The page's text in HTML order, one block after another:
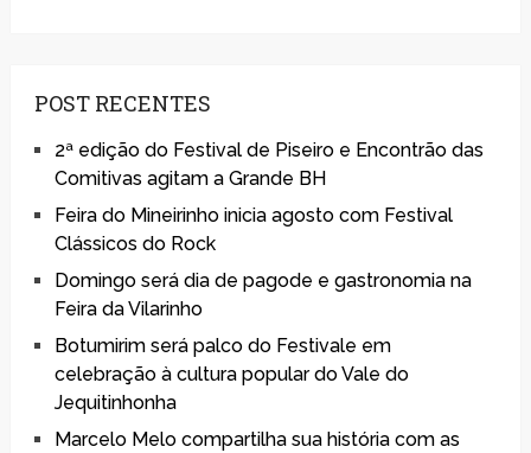
POST RECENTES
2ª edição do Festival de Piseiro e Encontrão das
Comitivas agitam a Grande BH
Feira do Mineirinho inicia agosto com Festival
Clássicos do Rock
Domingo será dia de pagode e gastronomia na
Feira da Vilarinho
Botumirim será palco do Festivale em
celebração à cultura popular do Vale do
Jequitinhonha
Marcelo Melo compartilha sua história com as